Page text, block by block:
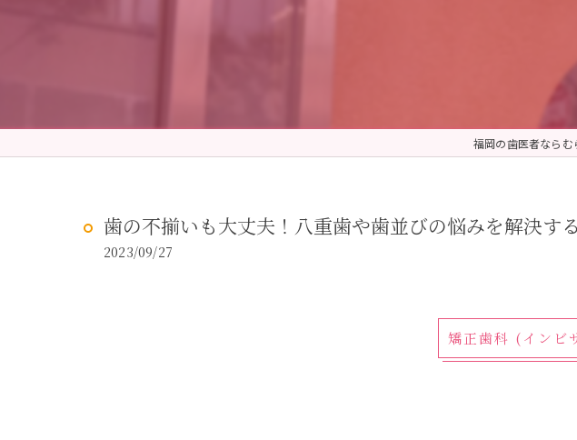
予防歯科 (メンテナンス)
グループ
福岡の歯医者なら
歯の不揃いも大丈夫！八重歯や歯並びの悩みを解決す
2023/09/27
矯正歯科 (インビ